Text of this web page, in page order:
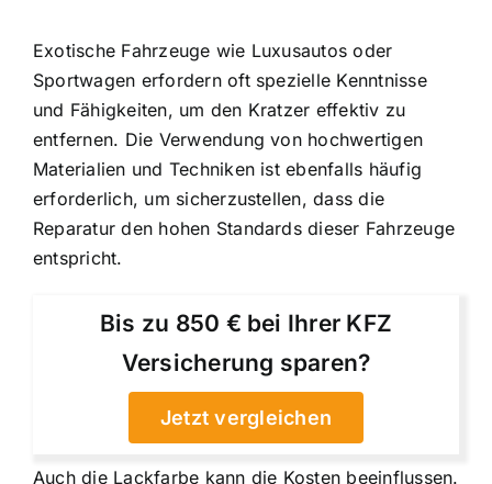
Exotische Fahrzeuge wie Luxusautos oder
Sportwagen erfordern oft spezielle Kenntnisse
und Fähigkeiten, um den Kratzer effektiv zu
entfernen. Die Verwendung von hochwertigen
Materialien und Techniken ist ebenfalls häufig
erforderlich, um sicherzustellen, dass die
Reparatur den hohen Standards dieser Fahrzeuge
entspricht.
Bis zu 850 € bei Ihrer KFZ
Versicherung sparen?
Jetzt vergleichen
Auch die Lackfarbe kann die Kosten beeinflussen.